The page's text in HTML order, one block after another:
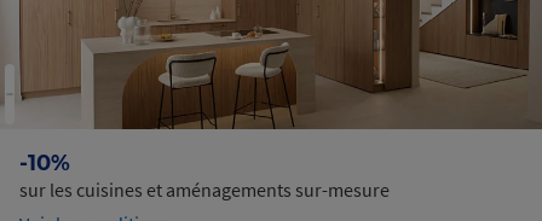
-10%
sur les cuisines et aménagements sur-mesure